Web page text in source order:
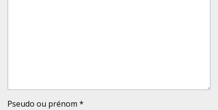
Pseudo ou prénom *